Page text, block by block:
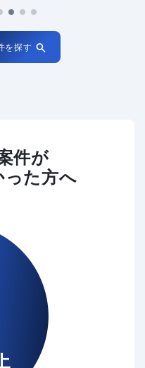
を探す
件が
った方へ